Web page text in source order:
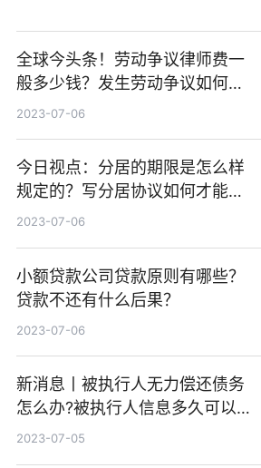
全球今头条！劳动争议律师费一
般多少钱？发生劳动争议如何算
工资？
2023-07-06
今日视点：分居的期限是怎么样
规定的？写分居协议如何才能有
效？
2023-07-06
小额贷款公司贷款原则有哪些？
贷款不还有什么后果？
2023-07-06
新消息丨被执行人无力偿还债务
怎么办?被执行人信息多久可以
消除?
2023-07-05